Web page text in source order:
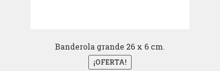
Banderola grande 26 x 6 cm.
¡OFERTA!